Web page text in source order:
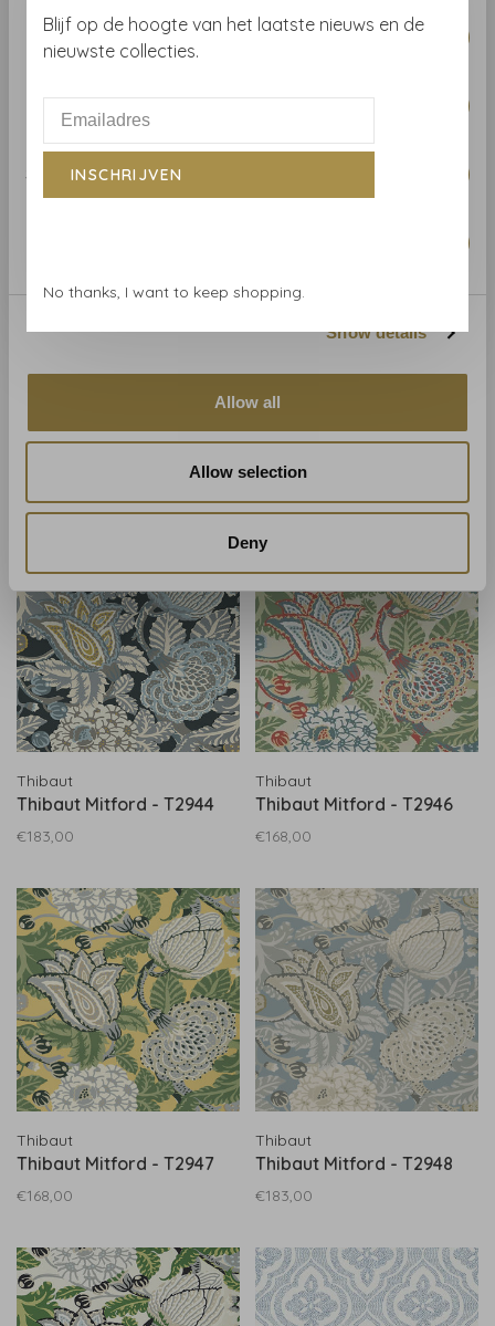
Consent
Selection
Necessary
Statistics
Show details
Allow all
Allow selection
Deny
Thibaut
€161,00
Thibaut Mitford - T2942 Thibaut Mitford - T2943
€168,00
Thibaut
Thibaut Mitford - T2944
€183,00
Thibaut
Thibaut Mitford - T2946
€168,00
Thibaut
Thibaut Mitford - T2947
€168,00
Thibaut
Thibaut Mitford - T2948
€183,00
Blijf op de hoogte van het laatste nieuws en de
nieuwste collecties.
INSCHRIJVEN
No thanks, I want to keep shopping.